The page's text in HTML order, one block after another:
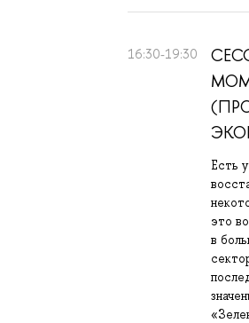
16:30-19:30
Есть
это
в